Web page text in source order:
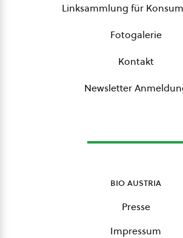
Linksammlung für
Fotogalerie
Kontakt
Newsletter
bio austria
Presse
Impressum